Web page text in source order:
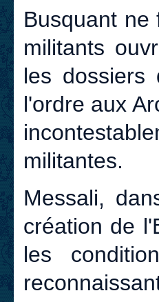
Busquant
militants
les
l'ordre aux
militantes.
Messali,
création de
les